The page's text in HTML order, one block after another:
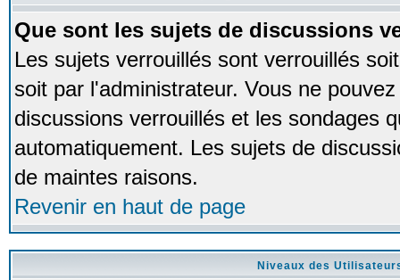
Que sont les sujets de discussions
Les sujets verrouillés sont verrouillés
soit par l'administrateur. Vous ne
discussions verrouillés et les sondages
automatiquement. Les sujets de
de maintes raisons.
Revenir en haut de page
Niveaux des